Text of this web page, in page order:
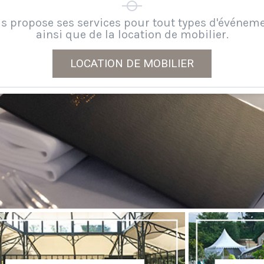
propose ses services pour tout types
ainsi que de la location de mobilier.
LOCATION DE MOBILIER